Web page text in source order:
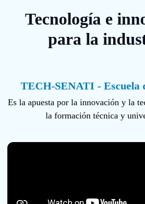
Tecnología e
para la
TECH-SENATI - Escuela
Es la apuesta por la innovación y la
la formación técnica y